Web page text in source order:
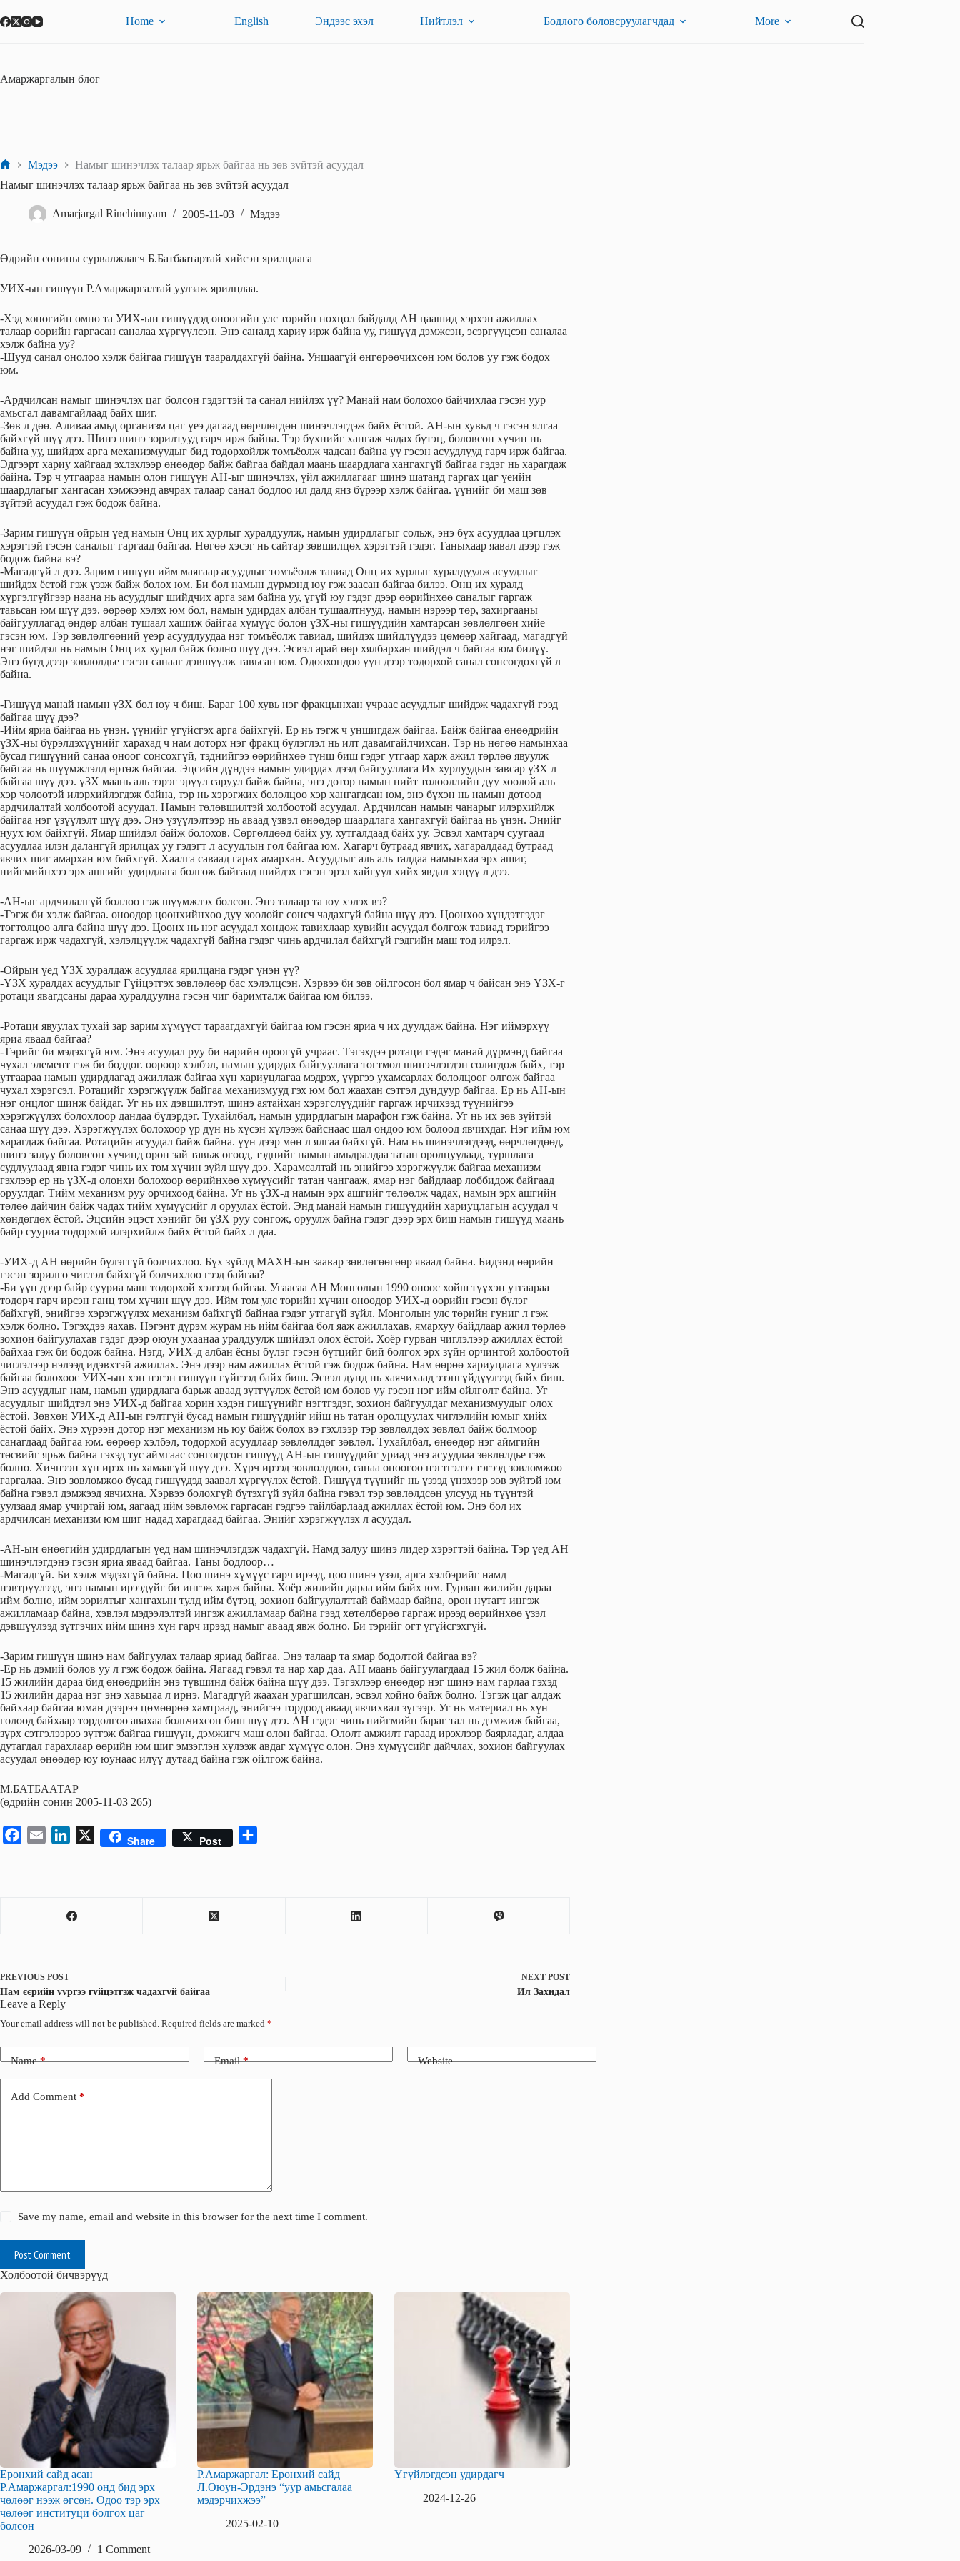
to
content
Home English Эндээс эхэл Нийтлэл Бодлого боловсруулагчдад More
Амаржаргалын блог
Мэдээ
Намыг шинэчлэх талаар ярьж байгаа нь зөв зvйтэй асуудал
Намыг шинэчлэх талаар ярьж байгаа нь зөв зvйтэй асуудал
Amarjargal Rinchinnyam 2005-11-03 Мэдээ
Өдрийн сонины сурвалжлагч Б.Батбаатартай хийсэн ярилцлага
УИХ-ын гишүүн Р.Амаржаргалтай уулзаж ярилцлаа.
-Хэд хоногийн өмнө та УИХ-ын гишүүдэд өнөөгийн улс төрийн нөхцөл байдалд АН цаашид хэрхэн ажиллах
талаар өөрийн гаргасан саналаа хүргүүлсэн. Энэ саналд хариу ирж байна уу, гишүүд дэмжсэн, эсэргүүцсэн саналаа
хэлж байна уу?
-Шууд санал онолоо хэлж байгаа гишүүн тааралдахгүй байна. Уншаагүй өнгөрөөчихсөн юм болов уу гэж бодох
юм.
-Ардчилсан намыг шинэчлэх цаг болсон гэдэгтэй та санал нийлэх үү? Манай нам болохоо байчихлаа гэсэн уур
амьсгал давамгайлаад байх шиг.
-Зөв л дөө. Аливаа амьд организм цаг үеэ дагаад өөрчлөгдөн шинэчлэгдэж байх ёстой. АН-ын хувьд ч гэсэн ялгаа
байхгүй шүү дээ. Шинэ шинэ зорилтууд гарч ирж байна. Тэр бүхнийг хангаж чадах бүтэц, боловсон хүчин нь
байна уу, шийдэх арга механизмуудыг бид тодорхойлж томъёолж чадсан байна уу гэсэн асуудлууд гарч ирж байгаа.
Эдгээрт хариу хайгаад эхлэхлээр өнөөдөр байж байгаа байдал маань шаардлага хангахгүй байгаа гэдэг нь харагдаж
байна. Тэр ч утгаараа намын олон гишүүн АН-ыг шинэчлэх, үйл ажиллагааг шинэ шатанд гаргах цаг үеийн
шаардлагыг хангасан хэмжээнд авчрах талаар санал бодлоо ил далд янз бүрээр хэлж байгаа. үүнийг би маш зөв
зүйтэй асуудал гэж бодож байна.
-Зарим гишүүн ойрын үед намын Онц их хурлыг хуралдуулж, намын удирдлагыг сольж, энэ бүх асуудлаа цэгцлэх
хэрэгтэй гэсэн саналыг гаргаад байгаа. Нөгөө хэсэг нь сайтар зөвшилцөх хэрэгтэй гэдэг. Таныхаар яавал дээр гэж
бодож байна вэ?
-Магадгүй л дээ. Зарим гишүүн ийм маягаар асуудлыг томъёолж тавиад Онц их хурлыг хуралдуулж асуудлыг
шийдэх ёстой гэж үзэж байж болох юм. Би бол намын дүрмэнд юу гэж заасан байгаа билээ. Онц их хуралд
хүргэлгүйгээр наана нь асуудлыг шийдчих арга зам байна уу, үгүй юу гэдэг дээр өөрийнхөө саналыг гаргаж
тавьсан юм шүү дээ. өөрөөр хэлэх юм бол, намын удирдах албан тушаалтнууд, намын нэрээр төр, захиргааны
байгууллагад өндөр албан тушаал хашиж байгаа хүмүүс болон үЗХ-ны гишүүдийн хамтарсан зөвлөлгөөн хийе
гэсэн юм. Тэр зөвлөлгөөний үеэр асуудлуудаа нэг томъёолж тавиад, шийдэх шийдлүүдээ цөмөөр хайгаад, магадгүй
нэг шийдэл нь намын Онц их хурал байж болно шүү дээ. Эсвэл арай өөр хялбархан шийдэл ч байгаа юм билүү.
Энэ бүгд дээр зөвлөлдье гэсэн санааг дэвшүүлж тавьсан юм. Одоохондоо үүн дээр тодорхой санал сонсогдохгүй л
байна.
-Гишүүд манай намын үЗХ бол юу ч биш. Бараг 100 хувь нэг фракцынхан учраас асуудлыг шийдэж чадахгүй гээд
байгаа шүү дээ?
-Ийм яриа байгаа нь үнэн. үүнийг үгүйсгэх арга байхгүй. Ер нь тэгж ч уншигдаж байгаа. Байж байгаа өнөөдрийн
үЗХ-ны бүрэлдэхүүнийг харахад ч нам доторх нэг фракц бүлэглэл нь илт давамгайлчихсан. Тэр нь нөгөө намынхаа
бусад гишүүний санаа оноог сонсохгүй, тэднийгээ өөрийнхөө түнш биш гэдэг утгаар харж ажил төрлөө явуулж
байгаа нь шүүмжлэлд өртөж байгаа. Эцсийн дүндээ намын удирдах дээд байгууллага Их хурлуудын завсар үЗХ л
байгаа шүү дээ. үЗХ маань аль зэрэг эрүүл саруул байж байна, энэ дотор намын нийт төлөөллийн дуу хоолой аль
хэр чөлөөтэй илэрхийлэгдэж байна, тэр нь хэрэгжих бололцоо хэр хангагдсан юм, энэ бүхэн нь намын дотоод
ардчилалтай холбоотой асуудал. Намын төлөвшилтэй холбоотой асуудал. Ардчилсан намын чанарыг илэрхийлж
байгаа нэг үзүүлэлт шүү дээ. Энэ үзүүлэлтээр нь аваад үзвэл өнөөдөр шаардлага хангахгүй байгаа нь үнэн. Энийг
нуух юм байхгүй. Ямар шийдэл байж болохов. Сөргөлдөөд байх уу, хутгалдаад байх уу. Эсвэл хамтарч суугаад
асуудлаа илэн далангүй ярилцах уу гэдэгт л асуудлын гол байгаа юм. Хагарч бутраад явчих, хагаралдаад бутраад
явчих шиг амархан юм байхгүй. Хаалга саваад гарах амархан. Асуудлыг аль аль талдаа намынхаа эрх ашиг,
нийгмийнхээ эрх ашгийг удирдлага болгож байгаад шийдэх гэсэн эрэл хайгуул хийх явдал хэцүү л дээ.
-АН-ыг ардчилалгүй боллоо гэж шүүмжлэх болсон. Энэ талаар та юу хэлэх вэ?
-Тэгж би хэлж байгаа. өнөөдөр цөөнхийнхөө дуу хоолойг сонсч чадахгүй байна шүү дээ. Цөөнхөө хүндэтгэдэг
тогтолцоо алга байна шүү дээ. Цөөнх нь нэг асуудал хөндөж тавихлаар хувийн асуудал болгож тавиад тэрийгээ
гаргаж ирж чадахгүй, хэлэлцүүлж чадахгүй байна гэдэг чинь ардчилал байхгүй гэдгийн маш тод илрэл.
-Ойрын үед ҮЗХ хуралдаж асуудлаа ярилцана гэдэг үнэн үү?
-ҮЗХ хуралдах асуудлыг Гүйцэтгэх зөвлөлөөр бас хэлэлцсэн. Хэрвээ би зөв ойлгосон бол ямар ч байсан энэ ҮЗХ-г
ротаци явагдсаны дараа хуралдуулна гэсэн чиг баримталж байгаа юм билээ.
-Ротаци явуулах тухай зар зарим хүмүүст тараагдахгүй байгаа юм гэсэн яриа ч их дуулдаж байна. Нэг иймэрхүү
яриа яваад байгаа?
-Тэрийг би мэдэхгүй юм. Энэ асуудал руу би нарийн ороогүй учраас. Тэгэхдээ ротаци гэдэг манай дүрмэнд байгаа
чухал элемент гэж би боддог. өөрөөр хэлбэл, намын удирдах байгууллага тогтмол шинэчлэгдэн солигдож байх, тэр
утгаараа намын удирдлагад ажиллаж байгаа хүн хариуцлагаа мэдрэх, үүргээ ухамсарлах бололцоог олгож байгаа
чухал хэрэгсэл. Ротацийг хэрэгжүүлж байгаа механизмууд гэх юм бол жаахан сэтгэл дундуур байгаа. Ер нь АН-ын
нэг онцлог шинж байдаг. Уг нь их дэвшилтэт, шинэ аятайхан хэрэгслүүдийг гаргаж ирчихээд түүнийгээ
хэрэгжүүлэх болохлоор дандаа бүдэрдэг. Тухайлбал, намын удирдлагын марафон гэж байна. Уг нь их зөв зүйтэй
санаа шүү дээ. Хэрэгжүүлэх болохоор үр дүн нь хүсэн хүлээж байснаас шал ондоо юм болоод явчихдаг. Нэг ийм юм
харагдаж байгаа. Ротацийн асуудал байж байна. үүн дээр мөн л ялгаа байхгүй. Нам нь шинэчлэгдээд, өөрчлөгдөөд,
шинэ залуу боловсон хүчинд орон зай тавьж өгөөд, тэднийг намын амьдралдаа татан оролцуулаад, туршлага
судлуулаад явна гэдэг чинь их том хүчин зүйл шүү дээ. Харамсалтай нь энийгээ хэрэгжүүлж байгаа механизм
гэхлээр ер нь үЗХ-д олонхи болохоор өөрийнхөө хүмүүсийг татан чангааж, ямар нэг байдлаар лоббидож байгаад
оруулдаг. Тийм механизм руу орчихоод байна. Уг нь үЗХ-д намын эрх ашгийг төлөөлж чадах, намын эрх ашгийн
төлөө дайчин байж чадах тийм хүмүүсийг л оруулах ёстой. Энд манай намын гишүүдийн хариуцлагын асуудал ч
хөндөгдөх ёстой. Эцсийн эцэст хэнийг би үЗХ руу сонгож, оруулж байна гэдэг дээр эрх биш намын гишүүд маань
байр сууриа тодорхой илэрхийлж байх ёстой байх л даа.
-УИХ-д АН өөрийн бүлэггүй болчихлоо. Бүх зүйлд МАХН-ын заавар зөвлөгөөгөөр яваад байна. Бидэнд өөрийн
гэсэн зорилго чиглэл байхгүй болчихлоо гээд байгаа?
-Би үүн дээр байр сууриа маш тодорхой хэлээд байгаа. Угаасаа АН Монголын 1990 оноос хойш түүхэн утгаараа
тодорч гарч ирсэн ганц том хүчин шүү дээ. Ийм том улс төрийн хүчин өнөөдөр УИХ-д өөрийн гэсэн бүлэг
байхгүй, энийгээ хэрэгжүүлэх механизм байхгүй байнаа гэдэг утгагүй зүйл. Монголын улс төрийн гуниг л гэж
хэлж болно. Тэгэхдээ яахав. Нэгэнт дүрэм журам нь ийм байгаа бол яаж ажиллахав, ямархуу байдлаар ажил төрлөө
зохион байгуулахав гэдэг дээр оюун ухаанаа уралдуулж шийдэл олох ёстой. Хоёр гурван чиглэлээр ажиллах ёстой
байхаа гэж би бодож байна. Нэгд, УИХ-д албан ёсны бүлэг гэсэн бүтцийг бий болгох эрх зүйн орчинтой холбоотой
чиглэлээр нэлээд идэвхтэй ажиллах. Энэ дээр нам ажиллах ёстой гэж бодож байна. Нам өөрөө хариуцлага хүлээж
байгаа болохоос УИХ-ын хэн нэгэн гишүүн гүйгээд байх биш. Эсвэл дунд нь хаячихаад эзэнгүйдүүлээд байх биш.
Энэ асуудлыг нам, намын удирдлага барьж аваад зүтгүүлэх ёстой юм болов уу гэсэн нэг ийм ойлголт байна. Уг
асуудлыг шийдтэл энэ УИХ-д байгаа хорин хэдэн гишүүнийг нэгтгэдэг, зохион байгуулдаг механизмуудыг олох
ёстой. Зөвхөн УИХ-д АН-ын гэлтгүй бусад намын гишүүдийг ийш нь татан оролцуулах чиглэлийн юмыг хийх
ёстой байх. Энэ хүрээн дотор нэг механизм нь юу байж болох вэ гэхлээр тэр зөвлөлдөх зөвлөл байж болмоор
санагдаад байгаа юм. өөрөөр хэлбэл, тодорхой асуудлаар зөвлөлддөг зөвлөл. Тухайлбал, өнөөдөр нэг аймгийн
төсвийг ярьж байна гэхэд тус аймгаас сонгогдсон гишүүд АН-ын гишүүдийг уриад энэ асуудлаа зөвлөлдье гэж
болно. Хичнээн хүн ирэх нь хамаагүй шүү дээ. Хүрч ирээд зөвлөлдлөө, санаа оноогоо нэгтгэлээ тэгээд зөвлөмжөө
гаргалаа. Энэ зөвлөмжөө бусад гишүүдэд заавал хүргүүлэх ёстой. Гишүүд түүнийг нь үзээд үнэхээр зөв зүйтэй юм
байна гэвэл дэмжээд явчихна. Хэрвээ болохгүй бүтэхгүй зүйл байна гэвэл тэр зөвлөлдсөн улсууд нь түүнтэй
уулзаад ямар учиртай юм, яагаад ийм зөвлөмж гаргасан гэдгээ тайлбарлаад ажиллах ёстой юм. Энэ бол их
ардчилсан механизм юм шиг надад харагдаад байгаа. Энийг хэрэгжүүлэх л асуудал.
-АН-ын өнөөгийн удирдлагын үед нам шинэчлэгдэж чадахгүй. Намд залуу шинэ лидер хэрэгтэй байна. Тэр үед АН
шинэчлэгдэнэ гэсэн яриа яваад байгаа. Таны бодлоор…
-Магадгүй. Би хэлж мэдэхгүй байна. Цоо шинэ хүмүүс гарч ирээд, цоо шинэ үзэл, арга хэлбэрийг намд
нэвтрүүлээд, энэ намын ирээдүйг би ингэж харж байна. Хоёр жилийн дараа ийм байх юм. Гурван жилийн дараа
ийм болно, ийм зорилтыг хангахын тулд ийм бүтэц, зохион байгуулалттай баймаар байна, орон нутагт ингэж
ажилламаар байна, хэвлэл мэдээлэлтэй ингэж ажилламаар байна гээд хөтөлбөрөө гаргаж ирээд өөрийнхөө үзэл
дэвшүүлээд зүтгэчих ийм шинэ хүн гарч ирээд намыг аваад явж болно. Би тэрийг огт үгүйсгэхгүй.
-Зарим гишүүн шинэ нам байгуулах талаар яриад байгаа. Энэ талаар та ямар бодолтой байгаа вэ?
-Ер нь дэмий болов уу л гэж бодож байна. Яагаад гэвэл та нар хар даа. АН маань байгуулагдаад 15 жил болж байна.
15 жилийн дараа бид өнөөдрийн энэ түвшинд байж байна шүү дээ. Тэгэхлээр өнөөдөр нэг шинэ нам гарлаа гэхэд
15 жилийн дараа нэг энэ хавьцаа л ирнэ. Магадгүй жаахан урагшилсан, эсвэл хойно байж болно. Тэгэж цаг алдаж
байхаар байгаа юман дээрээ цөмөөрөө хамтраад, энийгээ тордоод аваад явчихвал зүгээр. Уг нь материал нь хүн
голоод байхаар тордолгоо авахаа больчихсон биш шүү дээ. АН гэдэг чинь нийгмийн бараг тал нь дэмжиж байгаа,
зүрх сэтгэлээрээ зүтгэж байгаа гишүүн, дэмжигч маш олон байгаа. Ололт амжилт гараад ирэхлээр баярладаг, алдаа
дутагдал гарахлаар өөрийн юм шиг эмзэглэн хүлээж авдаг хүмүүс олон. Энэ хүмүүсийг дайчлах, зохион байгуулах
асуудал өнөөдөр юу юунаас илүү дутаад байна гэж ойлгож байна.
М.БАТБААТАР
(өдрийн сонин 2005-11-03 265)
e
X Share Post
PREVIOUS POST
Нам єєрийн vvргээ гvйцэтгэж чадахгvй байгаа
NEXTPOST
Ил Захидал
Leave a Reply
Your email address will not be published. Required fields are marked *
Name* Email* Website
Add Comment *
Save my name, email and website in this browser for the next time I comment.
Post Comment
Холбоотой бичвэрүүд
Ерөнхий сайд асан
Р.Амаржаргал:1990 онд бид эрх
чөлөөг нээж өгсөн. Одоо тэр эрх
чөлөөг институци болгох цаг
болсон
2026-03-09
1 Comment
Р.Амаржаргал: Ерөнхий сайд
Л.Оюун-Эрдэнэ “уур амьсгалаа
мэдэрчихжээ”
2025-02-10
Үгүйлэгдсэн удирдагч
2024-12-26